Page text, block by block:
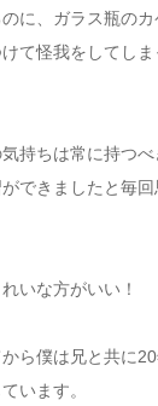
に、ガラス瓶の
て怪我をしてし
持ちは常に持つ
できましたと毎回
いな方がいい！
ら僕は兄と共に
います。